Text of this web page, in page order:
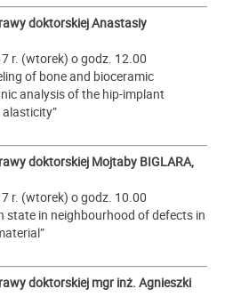
doktorskiej Anastasiy
r. (wtorek) o godz. 12.00
of bone and bioceramic
analysis of the hip-implant
doktorskiej Mojtaby BIGLARA,
r. (wtorek) o godz. 10.00
state in neighbourhood of defects in
doktorskiej mgr inż. Agnieszki